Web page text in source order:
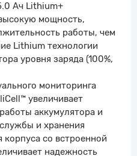
Ач Lithium+
мощность,
работы, чем
Lithium технологии
уровня заряда (100%,
мониторинга
увеличивает
аккумулятора и
и хранения
корпуса со встроенной
надежность